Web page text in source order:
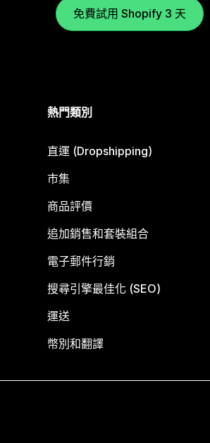
免費試用 Shopify 3 天
熱門類別
直運 (Dropshipping)
市集
商品評價
追加銷售和套裝組合
電子郵件行銷
搜尋引擎最佳化 (SEO)
運送
幣別和翻譯